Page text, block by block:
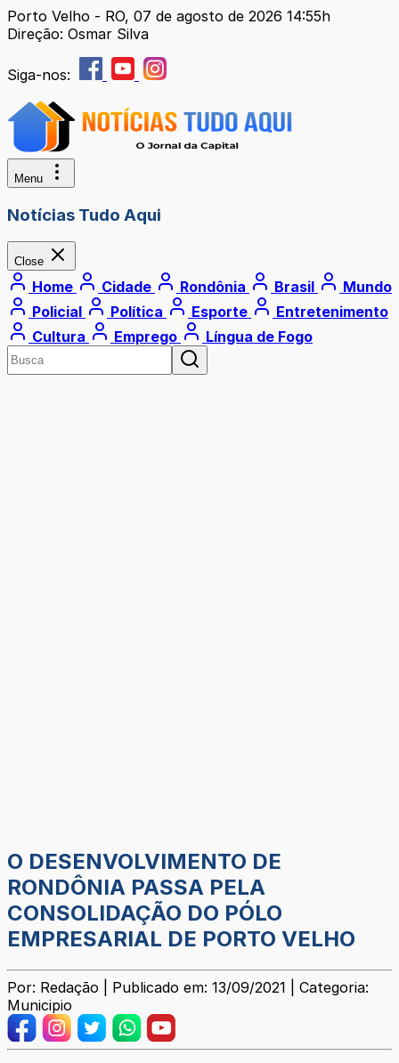
Porto Velho - RO, 07 de agosto de 2026 14:55h
Direção: Osmar Silva
Siga-nos:
Menu
Notícias Tudo Aqui
Close
Home Cidade Rondônia Brasil
Mundo
Policial
Política Esporte
Entretenimento
Cultura
Emprego Língua de Fogo
O DESENVOLVIMENTO DE
RONDÔNIA PASSA PELA
CONSOLIDAÇÃO DO PÓLO
EMPRESARIAL DE PORTO VELHO
Por: Redação | Publicado em: 13/09/2021 | Categoria:
Municipio